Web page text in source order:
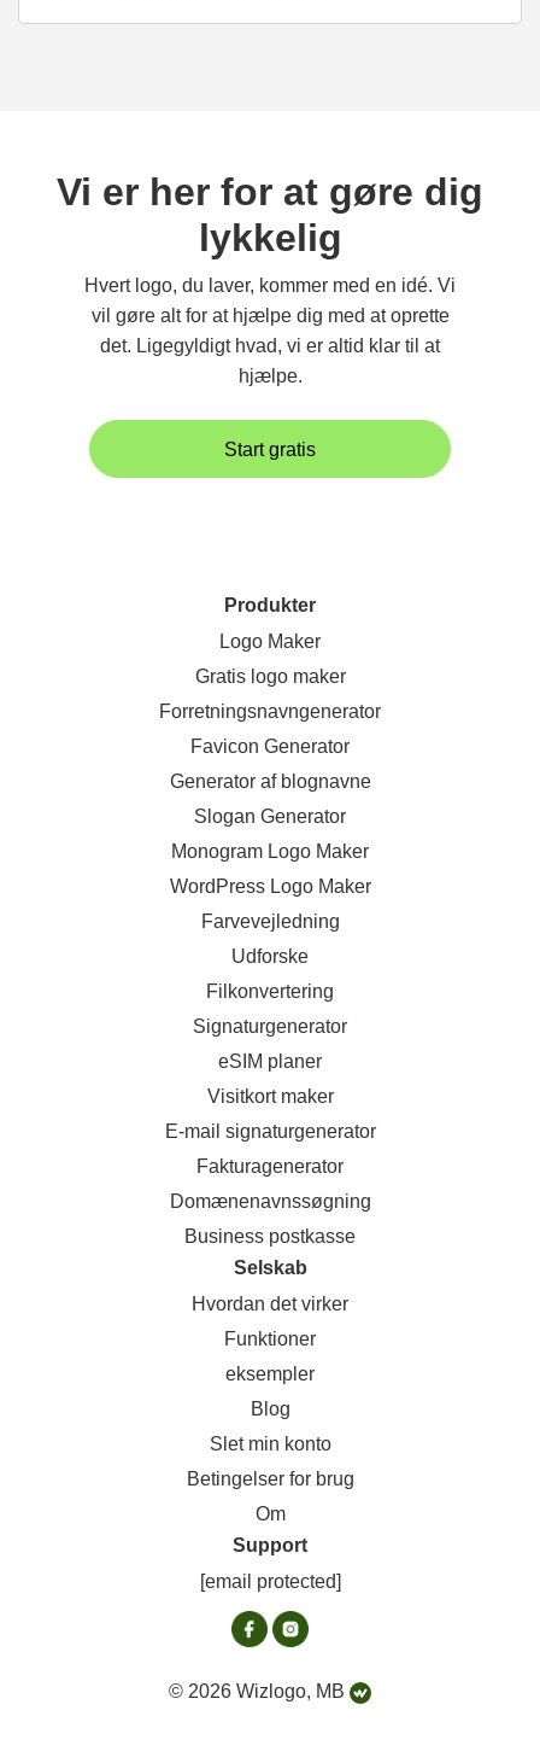
Vi er her for at gøre dig
lykkelig
Hvert logo, du laver, kommer med en idé. Vi
vil gøre alt for at hjælpe dig med at oprette
det. Ligegyldigt hvad, vi er altid klar til at
hjælpe.
Start gratis
Produkter
Logo Maker
Gratis logo maker
Forretningsnavngenerator
Favicon Generator
Generator af blognavne
Slogan Generator
Monogram Logo Maker
WordPress Logo Maker
Farvevejledning
Udforske
Filkonvertering
Signaturgenerator
eSIM planer
Visitkort maker
E-mail signaturgenerator
Fakturagenerator
Domænenavnssøgning
Business postkasse
Selskab
Hvordan det virker
Funktioner
eksempler
Blog
Slet min konto
Betingelser for brug
Om
Support
[email protected]
© 2026 Wizlogo, MB